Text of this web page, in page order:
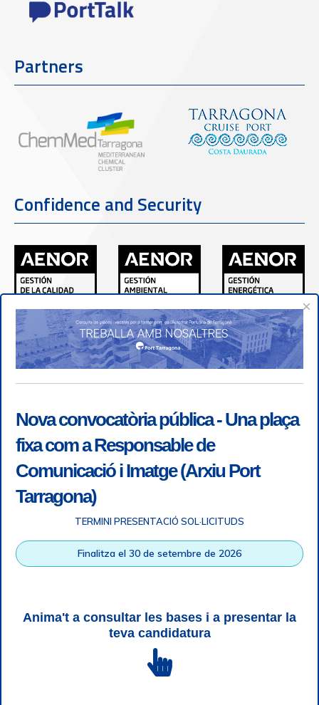
Partners
Confidence and Security
Accessibility Legal note | + info RGPD |Information of
×
Nova convocatòria pública - Una plaça
fixa com a Responsable de
Comunicació i Imatge (Arxiu Port
Tarragona)
TERMINI PRESENTACIÓ SOL·LICITUDS
Finalitza el 30 de setembre de 2026
Anima't a consultar les bases i a presentar la
teva candidatura